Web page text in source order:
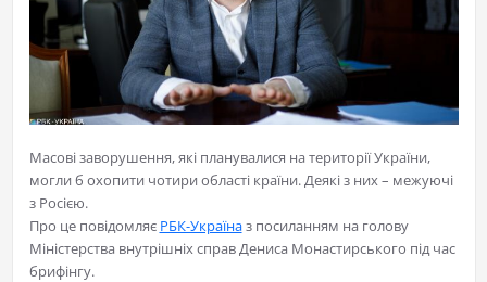
Масові заворушення, які планувалися на території України,
могли б охопити чотири області країни. Деякі з них – межуючі
з Росією.
Про це повідомляє РБК-Україназ посиланням на голову
Міністерства внутрішніх справ Дениса Монастирського під час
брифінгу.